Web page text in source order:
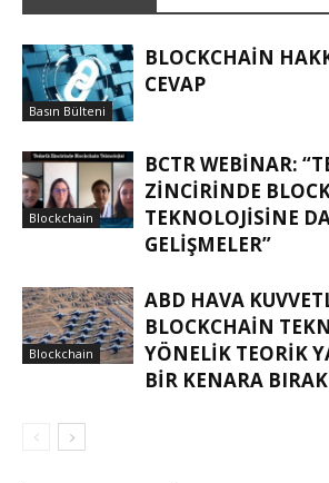
Basın Bülteni
BLOCKCHAIN
CEVAP
Blockchain
BCTR WEBINAR:
ZINCIRINDE
TEKNOLOJISINE
GELIŞMELER”
Blockchain
ABD HAVA
BLOCKCHAIN
YÖNELIK TEORIK
BIR KENARA